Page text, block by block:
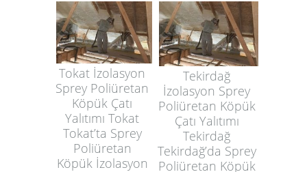
Tokat İzolasyon
Sprey Poliüretan
Köpük Çatı
Yalıtımı Tokat
Tokat’ta Sprey
Poliüretan
Köpük İzolasyon
Tekirdağ
İzolasyon Sprey
Poliüretan Köpük
Çatı Yalıtımı
Tekirdağ
Tekirdağ’da Sprey
Poliüretan Köpük